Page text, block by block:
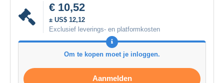
€ 10,52
± US$ 12,12
Exclusief leverings- en platformkosten
Om te kopen moet je inloggen.
Aanmelden